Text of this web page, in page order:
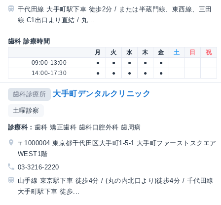
千代田線 大手町駅下車 徒歩2分 / または半蔵門線、東西線、三田
線 C1出口より直結 / 丸...
歯科 診療時間
月 火 水 木 金 土 日
祝
09:00-13:00
● ● ● ●
●
14:00-17:30
● ● ● ● ●
歯科診療所 大手町デンタルクリニック
土曜診察
診療科： 歯科 矯正歯科 歯科口腔外科 歯周病
〒1000004 東京都千代田区大手町1-5-1 大手町ファーストスクエア
WEST1階
03-3216-2220
山手線 東京駅下車 徒歩4分 / (丸の内北口より)徒歩4分 / 千代田線
大手町駅下車 徒歩...